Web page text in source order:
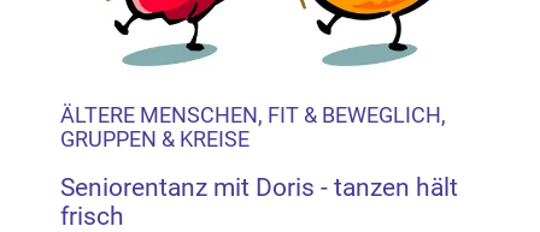
ÄLTERE MENSCHEN, FIT & BEWEGLICH,
GRUPPEN & KREISE
Seniorentanz mit Doris - tanzen hält
frisch